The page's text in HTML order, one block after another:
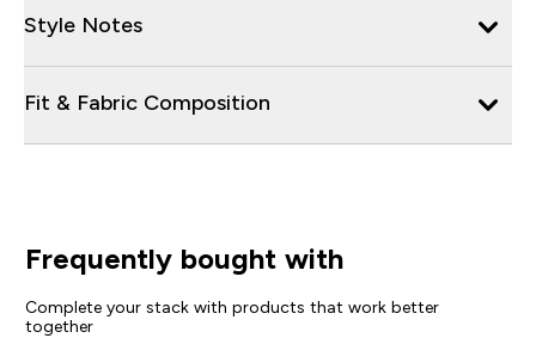
Style Notes
Fit & Fabric Composition
Frequently bought with
Complete your stack with products that work better
together